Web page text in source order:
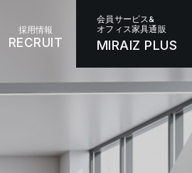
採用情報
RECRUIT
会員サービス&
オフィス家具通販
MIRAIZ PLUS